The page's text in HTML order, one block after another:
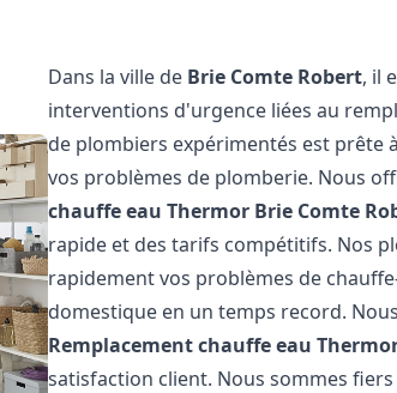
Dans la ville de Brie Comte Robert, il
interventions d'urgence liées au
de plombiers expérimentés est
vos problèmes de plomberie. Nous
chauffe eau Thermor Brie Comte
rapide et des tarifs compétitifs. Nos
rapidement vos problèmes de
domestique en un temps record.
Remplacement chauffe eau
satisfaction client. Nous sommes